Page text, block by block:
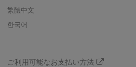
繁體中文
한국어
ご利用可能なお支払い方法